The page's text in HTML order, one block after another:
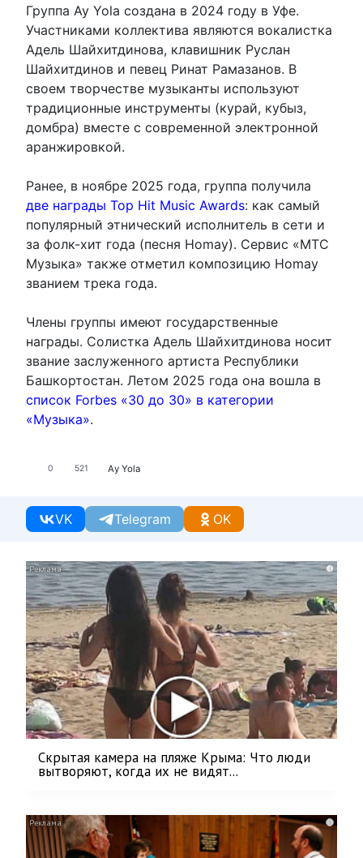
Группа Ay Yola создана в 2024 году в Уфе.
Участниками коллектива являются вокалистка
Адель Шайхитдинова, клавишник Руслан
Шайхитдинов и певец Ринат Рамазанов. В
своем творчестве музыканты используют
традиционные инструменты (курай, кубыз,
домбра) вместе с современной электронной
аранжировкой.
Ранее, в ноябре 2025 года, группа получила
две награды Top Hit Music Awards: как самый
популярный этнический исполнитель в сети и
за фолк-хит года (песня Homay). Сервис «МТС
Музыка» также отметил композицию Homay
званием трека года.
Члены группы имеют государственные
награды. Солистка Адель Шайхитдинова носит
звание заслуженного артиста Республики
Башкортостан. Летом 2025 года она вошла в
список Forbes «30 до 30» в категории
«Музыка».
0 521 Аy Yola
VK Telegram OK
i
Скрытая камера на пляже Крыма: Что люди
вытворяют, когда их не видят...
i